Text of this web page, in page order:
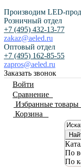
Производим LED-
Розничный отдел
+7 (495) 432-13-77
zakaz@aeled.ru
Оптовый отдел
+7 (495) 162-85-55
zapros@aeled.ru
Заказать звонок
Войти
Сравнение
Избранные товары
Корзина
По
По